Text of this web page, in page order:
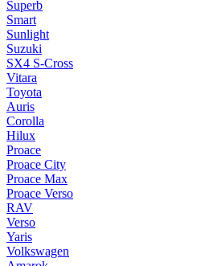
Superb
Smart
Sunlight
Suzuki
SX4 S-Cross
Vitara
Toyota
Auris
Corolla
Hilux
Proace
Proace City
Proace Max
Proace Verso
RAV
Verso
Yaris
Volkswagen